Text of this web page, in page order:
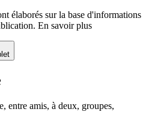
élaborés sur la base d'informations
En savoir plus
entre amis, à deux, groupes,